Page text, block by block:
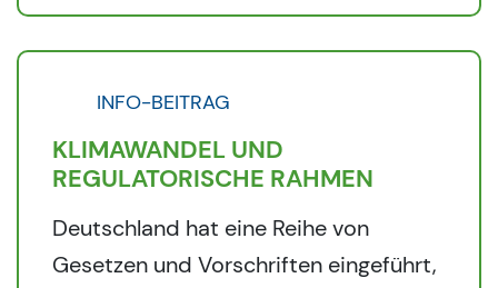
INFO-BEITRAG
KLIMAWANDEL UND
REGULATORISCHE RAHMEN
Deutschland hat eine Reihe von
Gesetzen und Vorschriften eingeführt,